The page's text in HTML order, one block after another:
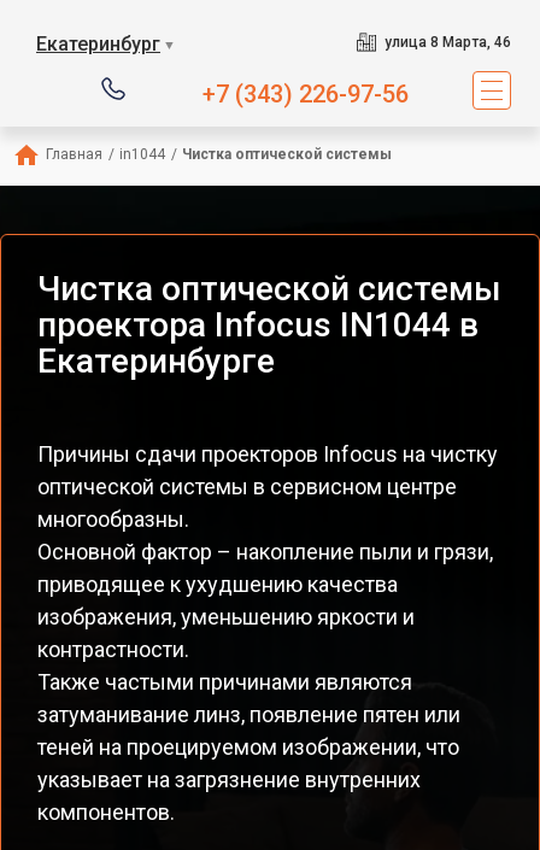
Екатеринбург ▼ улица 8 Марта, 46
+7 (343) 226-97-56
Главная / in1044 / Чистка оптической системы
Чистка оптической системы
проектора Infocus IN1044 в
Екатеринбурге
Причины сдачи проекторов Infocus на чистку
оптической системы в сервисном центре
многообразны.
Основной фактор – накопление пыли и грязи,
приводящее к ухудшению качества
изображения, уменьшению яркости и
контрастности.
Также частыми причинами являются
затуманивание линз, появление пятен или
теней на проецируемом изображении, что
указывает на загрязнение внутренних
компонентов.